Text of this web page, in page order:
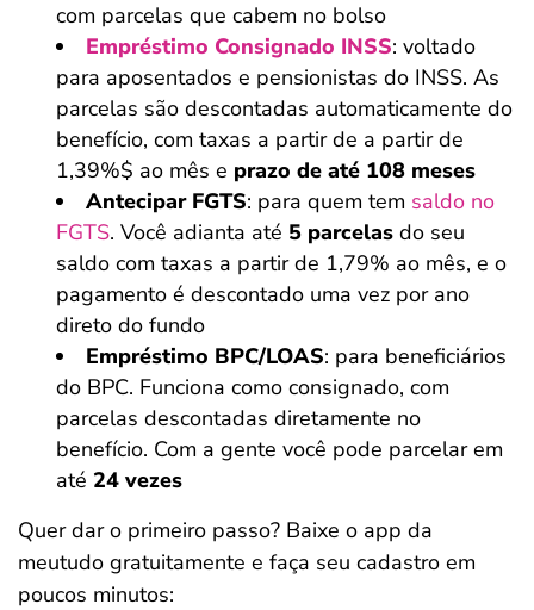
com parcelas que cabem no bolso
Empréstimo Consignado INSS: voltado
para aposentados e pensionistas do INSS. As
parcelas são descontadas automaticamente do
benefício, com taxas a partir de a partir de
1,39%$ ao mês e prazo de até 108 meses
Antecipar FGTS: para quem tem saldo no
FGTS. Você adianta até 5 parcelas do seu
saldo com taxas a partir de 1,79% ao mês, e o
pagamento é descontado uma vez por ano
direto do fundo
Empréstimo BPC/LOAS: para beneficiários
do BPC. Funciona como consignado, com
parcelas descontadas diretamente no
benefício. Com a gente você pode parcelar em
até 24 vezes
Quer dar o primeiro passo? Baixe o app da
meutudo gratuitamente e faça seu cadastro em
poucos minutos: